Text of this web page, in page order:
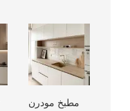
مطبخ مودرن